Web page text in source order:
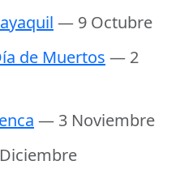
— 9 Octubre
de Muertos — 2
— 3 Noviembre